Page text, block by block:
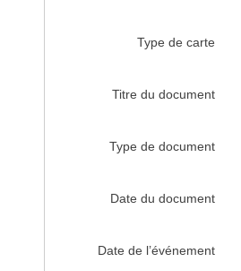
Type de carte
Titre du document
Type de document
Date du document
Date de l’événement